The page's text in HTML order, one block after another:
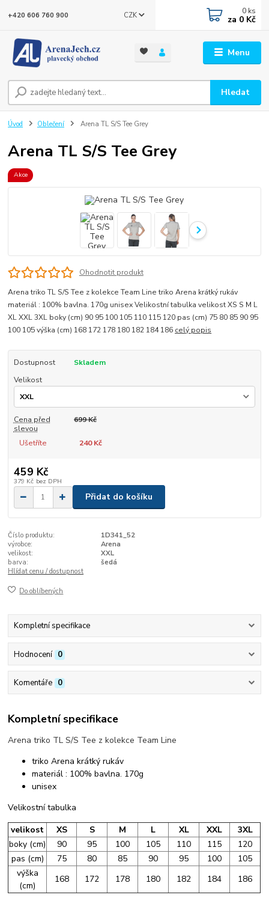
Menu
CZK
Hledat
+420 606 760 900 0 ks
za 0 Kč
Úvod Oblečení Arena TL S/S Tee Grey
Arena TL S/S Tee Grey
Akce
Ohodnotit produkt
Arena triko TL S/S Tee z kolekce Team Line triko Arena krátký rukáv
materiál : 100% bavlna. 170g unisex Velikostní tabulka velikost XS S M L
XL XXL 3XL boky (cm) 90 95 100 105 110 115 120 pas (cm) 75 80 85 90 95
100 105 výška (cm) 168 172 178 180 182 184 186 celý popis
Dostupnost
Skladem
Velikost
Cena před
slevou
699 Kč
Ušetříte 240 Kč
459 Kč
379 Kč bez DPH
Přidat do košíku
Číslo produktu:
1D341_52
výrobce:
Arena
velikost:
XXL
barva:
šedá
Hlídat cenu / dostupnost
Do oblíbených
Kompletní specifikace
Hodnocení 0
Komentáře 0
Kompletní specifikace
Arena triko TL S/S Tee z kolekce Team Line
triko Arena krátký rukáv
materiál : 100% bavlna. 170g
unisex
Velikostní tabulka
velikost
XS S M L XL XXL
3XL
boky (cm)
90 95 100 105 110 115
120
pas (cm)
75 80 85 90 95 100
105
výška
(cm)
168 172 178 180 182 184 186